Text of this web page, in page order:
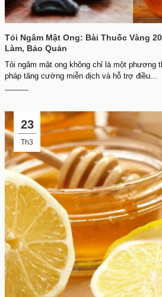
Tỏi Ngâm Mật Ong: Bài Thuốc Vàng
Làm, Bảo Quản
Tỏi ngâm mật ong không chỉ là một phương
pháp tăng cường miễn dịch và hỗ trợ điều...
23
Th3